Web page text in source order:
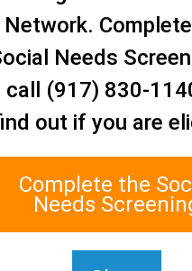
з нами
Plaza, Suite 700
штат
Network.
Needs
call (917) 830-
out if you are
Complete the
Needs